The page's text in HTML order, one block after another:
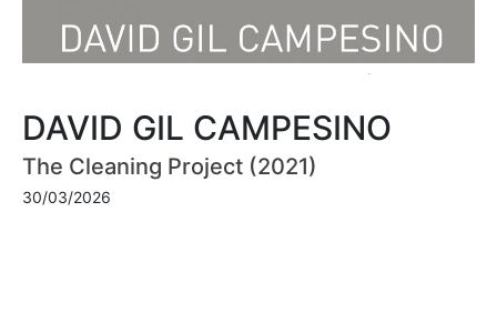
DAVID GIL CAMPESINO
The Cleaning Project (2021)
30/03/2026